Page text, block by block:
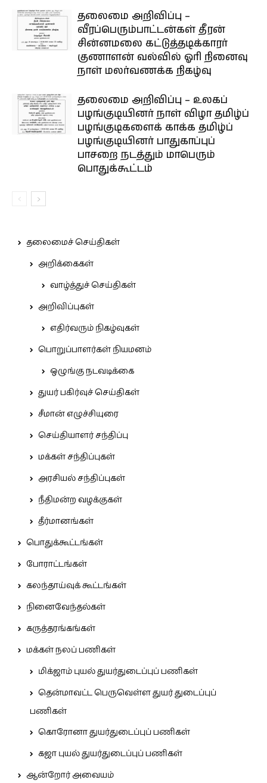
தலைமை அறிவிப்பு –
வீரப்பெரும்பாட்டன்கள் தீரன்
சின்னமலை கட்டுத்தடிக்காரர்
குணாளன் வல்வில் ஓரி நினைவு
நாள் மலர்வணக்க நிகழ்வு
தலைமை அறிவிப்பு – உலகப்
பழங்குடியினர் நாள் விழா தமிழ்ப்
பழங்குடிகளைக் காக்க தமிழ்ப்
பழங்குடியினர் பாதுகாப்புப்
பாசறை நடத்தும் மாபெரும்
பொதுக்கூட்டம்
தலைமைச் செய்திகள்
அறிக்கைகள்
வாழ்த்துச் செய்திகள்
அறிவிப்புகள்
எதிர்வரும் நிகழ்வுகள்
பொறுப்பாளர்கள் நியமனம்
ஒழுங்கு நடவடிக்கை
துயர் பகிர்வுச் செய்திகள்
சீமான் எழுச்சியுரை
செய்தியாளர் சந்திப்பு
மக்கள் சந்திப்புகள்
அரசியல் சந்திப்புகள்
நீதிமன்ற வழக்குகள்
தீர்மானங்கள்
பொதுக்கூட்டங்கள்
போராட்டங்கள்
கலந்தாய்வுக் கூட்டங்கள்
நினைவேந்தல்கள்
கருத்தரங்கங்கள்
மக்கள் நலப் பணிகள்
மிக்ஜாம் புயல் துயர்துடைப்புப் பணிகள்
தென்மாவட்ட பெருவெள்ள துயர் துடைப்புப்
பணிகள்
கொரோனா துயர்துடைப்புப் பணிகள்
கஜா புயல் துயர்துடைப்புப் பணிகள்
ஆன்றோர் அவையம்